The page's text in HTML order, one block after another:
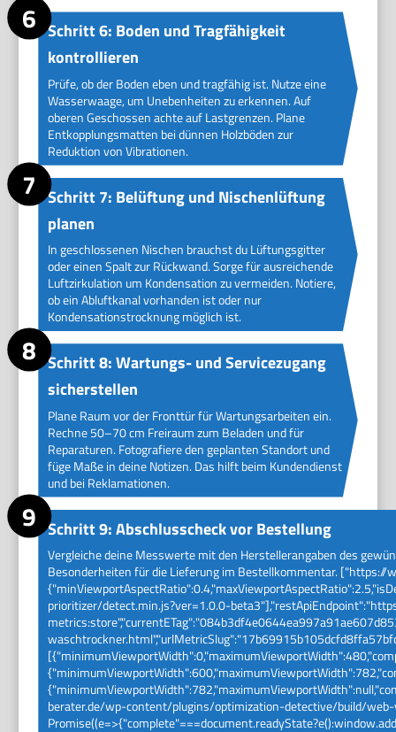
Schritt 6: Boden und Tragfähigkeit
kontrollieren
Prüfe, ob der Boden eben und tragfähig ist. Nutze eine
Wasserwaage, um Unebenheiten zu erkennen. Auf
oberen Geschossen achte auf Lastgrenzen. Plane
Entkopplungsmatten bei dünnen Holzböden zur
Reduktion von Vibrationen.
Schritt 7: Belüftung und Nischenlüftung
planen
In geschlossenen Nischen brauchst du Lüftungsgitter
oder einen Spalt zur Rückwand. Sorge für ausreichende
Luftzirkulation um Kondensation zu vermeiden. Notiere,
ob ein Abluftkanal vorhanden ist oder nur
Kondensationstrocknung möglich ist.
Schritt 8: Wartungs- und Servicezugang
sicherstellen
Plane Raum vor der Fronttür für Wartungsarbeiten ein.
Rechne 50–70 cm Freiraum zum Beladen und für
Reparaturen. Fotografiere den geplanten Standort und
füge Maße in deine Notizen. Das hilft beim Kundendienst
und bei Reklamationen.
Schritt 9: Abschlusscheck vor Bestellung
Vergleiche deine Messwerte mit den Herstellerangaben des
Besonderheiten für die Lieferung im Bestellkommentar.
prioritizer/detect.min.js?ver=1.0.0-
berater.de/wp-content/plugins/optimization-detective/build/web-